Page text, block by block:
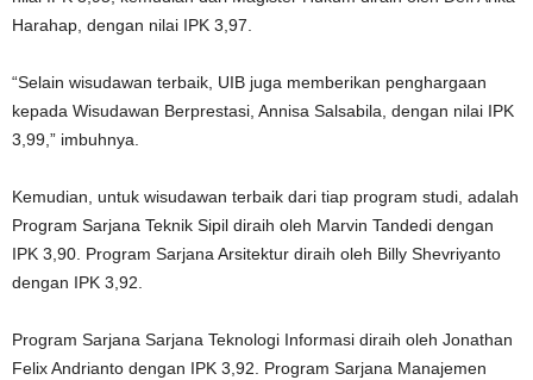
Harahap, dengan nilai IPK 3,97.
“Selain wisudawan terbaik, UIB juga memberikan penghargaan
kepada Wisudawan Berprestasi, Annisa Salsabila, dengan nilai IPK
3,99,” imbuhnya.
Kemudian, untuk wisudawan terbaik dari tiap program studi, adalah
Program Sarjana Teknik Sipil diraih oleh Marvin Tandedi dengan
IPK 3,90. Program Sarjana Arsitektur diraih oleh Billy Shevriyanto
dengan IPK 3,92.
Program Sarjana Sarjana Teknologi Informasi diraih oleh Jonathan
Felix Andrianto dengan IPK 3,92. Program Sarjana Manajemen